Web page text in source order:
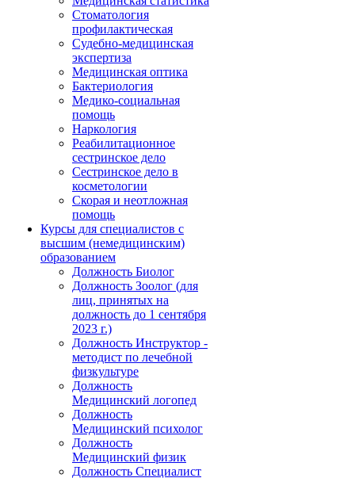
Стоматология
профилактическая
Судебно-медицинская
экспертиза
Медицинская оптика
Бактериология
Медико-социальная
помощь
Наркология
Реабилитационное
сестринское дело
Сестринское дело в
косметологии
Скорая и неотложная
помощь
Курсы для специалистов с
высшим (немедицинским)
образованием
Должность Биолог
Должность Зоолог (для
лиц, принятых на
должность до 1 сентября
2023 г.)
Должность Инструктор -
методист по лечебной
физкультуре
Должность
Медицинский логопед
Должность
Медицинский психолог
Должность
Медицинский физик
Должность Специалист